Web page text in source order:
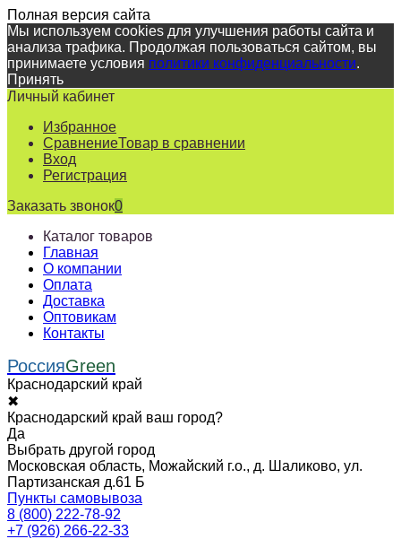
Полная версия сайта
Мы используем cookies для улучшения работы сайта и
анализа трафика. Продолжая пользоваться сайтом, вы
принимаете условия политики конфиденциальности.
Принять
Личный кабинет
Избранное
СравнениеТовар в сравнении
Вход
Регистрация
Заказать звонок0
Каталог товаров
Главная
О компании
Оплата
Доставка
Оптовикам
Контакты
РоссияGreen
Краснодарский край
✖
Краснодарский край ваш город?
Да
Выбрать другой город
Московская область, Можайский г.о., д. Шаликово, ул.
Партизанская д.61 Б
Пункты самовывоза
8 (800) 222-78-92
+7 (926) 266-22-33